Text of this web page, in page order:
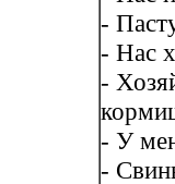
-
- Нас
-
- У
-